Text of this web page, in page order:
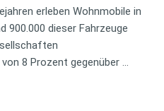
erleben Wohnmobile in
900.000 dieser Fahrzeuge
8 Prozent gegenüber …